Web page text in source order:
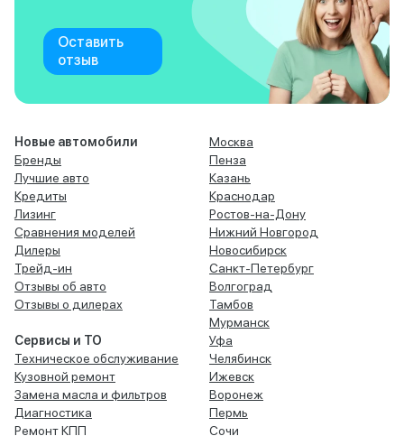
Оставить
отзыв
Новые автомобили
Бренды
Лучшие авто
Кредиты
Лизинг
Сравнения моделей
Дилеры
Трейд-ин
Отзывы об авто
Отзывы о дилерах
Сервисы и ТО
Техническое обслуживание
Кузовной ремонт
Замена масла и фильтров
Диагностика
Ремонт КПП
Москва
Пенза
Казань
Краснодар
Ростов-на-Дону
Нижний Новгород
Новосибирск
Санкт-Петербург
Волгоград
Тамбов
Мурманск
Уфа
Челябинск
Ижевск
Воронеж
Пермь
Сочи